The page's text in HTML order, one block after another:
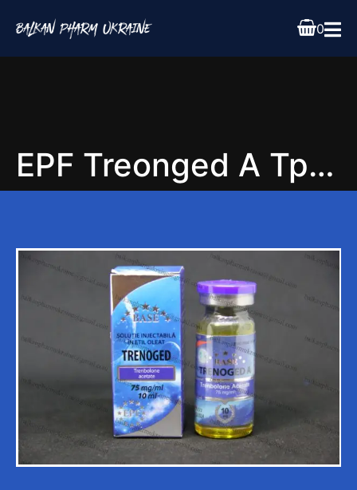
0
EPF Treonged A Треногед 10ml